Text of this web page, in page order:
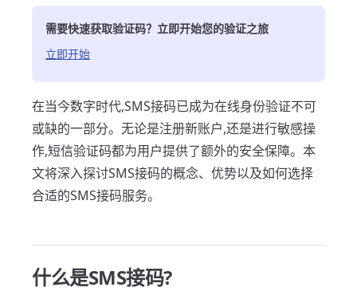
需要快速获取验证码？立即开始您的验证之旅
立即开始
在当今数字时代,SMS接码已成为在线身份验证不可
或缺的一部分。无论是注册新账户,还是进行敏感操
作,短信验证码都为用户提供了额外的安全保障。本
文将深入探讨SMS接码的概念、优势以及如何选择
合适的SMS接码服务。
什么是SMS接码?